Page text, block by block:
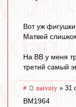
Вот уж
Матвей
На ВВ у меня
третий самый
# naivniy » 31
BM1964